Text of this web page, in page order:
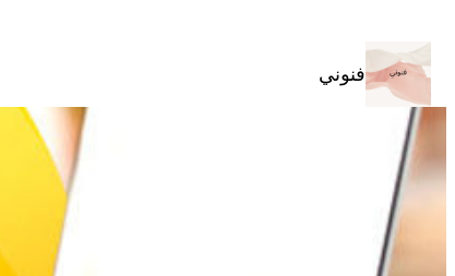
المحتوى
فنوني